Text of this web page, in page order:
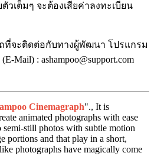
วเต็มๆ จะต้องเสียค่าลงทะเบียน
จะติดต่อกับทางผู้พัฒนา โปรแกรม
Mail) : ashampoo@support.com
Cinemagraph"., It is
animated photographs with ease
still photos with subtle motion
portions and that play in a short,
photographs have magically come